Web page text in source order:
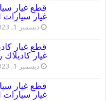
غيار سيارات
ديسمبر 1, 2023
غيار
ديسمبر 1, 2023
غيار سيارات